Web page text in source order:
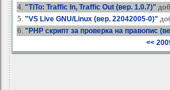
4. "TiTo: Traffic In, Traffic Out (вер. 1.0.7)"
5. "VS Live GNU/Linux (вер. 22042005-0)"
6. "PHP скрипт за проверка на правопис
<<